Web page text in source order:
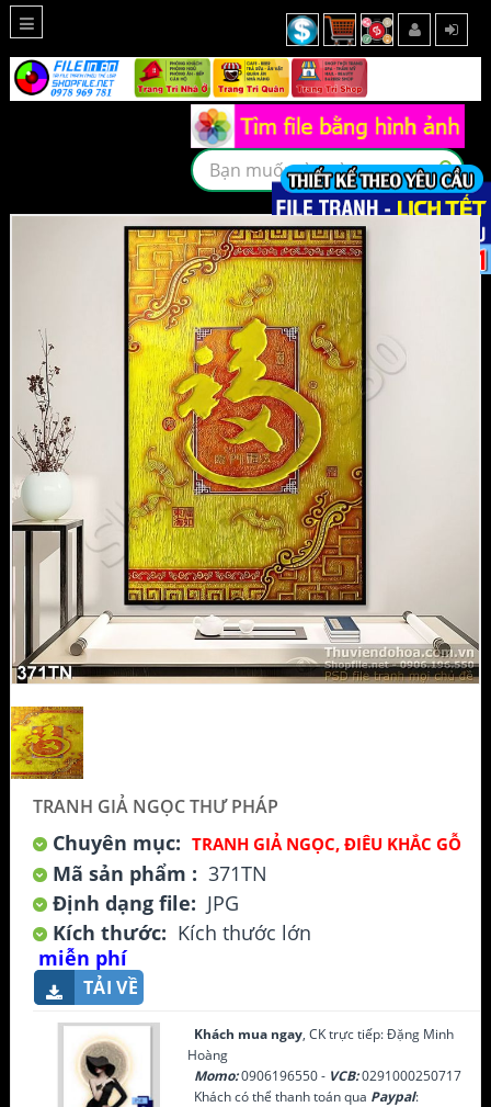
TRANH GIẢ NGỌC THƯ PHÁP
Chuyên mục: TRANH GIẢ NGỌC, ĐIÊU KHẮC GỖ
Mã sản phẩm : 371TN
Định dạng file: JPG
Kích thước: Kích thước lớn
miễn phí
TẢI VỀ
Khách mua ngay, CK trực tiếp: Đặng Minh
Hoàng
Momo:0906196550 - VCB:0291000250717
Khách có thể thanh toán qua Paypal: